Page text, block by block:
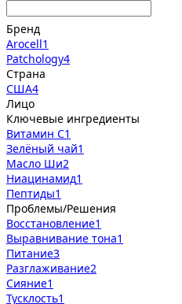
Бренд
Arocell1
Patchology4
Страна
США4
Лицо
Ключевые ингредиенты
Витамин С1
Зелёный чай1
Масло Ши2
Ниацинамид1
Пептиды1
Проблемы/Решения
Восстановление1
Выравнивание тона1
Питание3
Разглаживание2
Сияние1
Тусклость1